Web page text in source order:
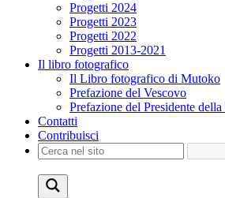
Progetti 2024
Progetti 2023
Progetti 2022
Progetti 2013-2021
Il libro fotografico
Il Libro fotografico di Mutoko
Prefazione del Vescovo
Prefazione del Presidente
Contatti
Contribuisci